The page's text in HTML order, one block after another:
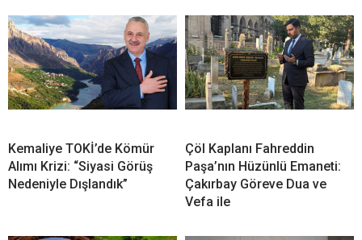
Kemaliye TOKİ’de Kömür
Alımı Krizi: “Siyasi Görüş
Nedeniyle Dışlandık”
Çöl Kaplanı Fahreddin
Paşa’nın Hüzünlü Emaneti:
Çakırbay Göreve Dua ve
Vefa ile